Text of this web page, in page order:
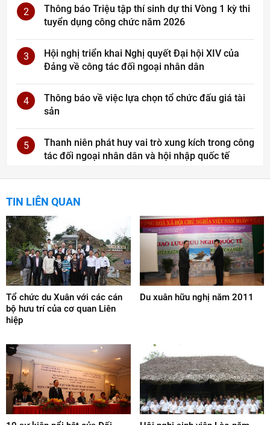
2
Thông báo Triệu tập thí sinh dự thi Vòng 1 kỳ thi
tuyển dụng công chức năm 2026
3
Hội nghị triển khai Nghị quyết Đại hội XIV của
Đảng về công tác đối ngoại nhân dân
4
Thông báo về việc lựa chọn tổ chức đấu giá tài
sản
5
Thanh niên phát huy vai trò xung kích trong công
tác đối ngoại nhân dân và hội nhập quốc tế
TIN LIÊN QUAN
Tổ chức du Xuân với các cán
bộ hưu trí của cơ quan Liên
hiệp
Du xuân hữu nghị năm 2011